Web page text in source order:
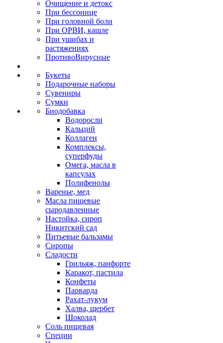
Очищение и детокс
При бессонице
При головной боли
При ОРВИ, кашле
При ушибах и
растяжениях
ПротивоВирусные
Букеты
Подарочные наборы
Сувениры
Сумки
Биодобавка
Водоросли
Кальций
Коллаген
Комплексы,
суперфуды
Омега, масла в
капсулах
Полифенолы
Варенье, мед
Масла пищевые
сыродавленные
Настойка, сироп
Никитский сад
Питьевые бальзамы
Сиропы
Сладости
Грильяж, панфорте
Каракот, пастила
Конфеты
Парварда
Рахат-лукум
Халва, щербет
Шоколад
Соль пищевая
Специи